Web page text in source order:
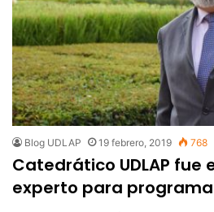
Blog UDLAP 19 febrero, 2019 768
Catedrático UDLAP fue
experto para programa